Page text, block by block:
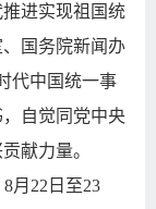
进实现祖国统
国务院新闻办
代中国统一事
自觉同党中央
献力量。
8月 22 日至23